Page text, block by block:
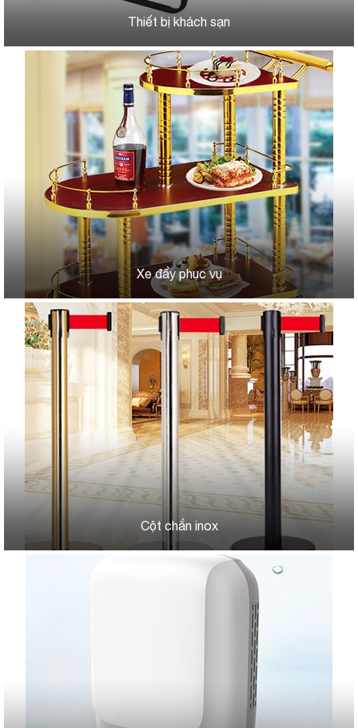
Thiết bị khách sạn
Xe đẩy phục vụ
Cột chắn inox